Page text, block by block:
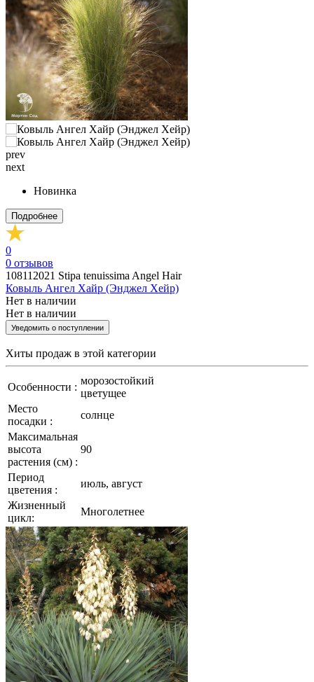
prev
next
Новинка
Подробнее
0
0 отзывов
108112021 Stipa tenuissima Angel Hair
Ковыль Ангел Хайр (Энджел Хейр)
Нет в наличии
Нет в наличии
Уведомить о поступлении
Хиты продаж в этой категории
Особенности :
морозостойкий
цветущее
Место
посадки :
солнце
Максимальная
высота
растения (см) :
90
Период
цветения :
июль, август
Жизненный
цикл:
Многолетнее